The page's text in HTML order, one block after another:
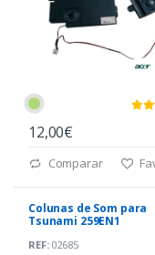
12,00€
Comparar
Colunas de Som para
Tsunami 259EN1
REF:02685